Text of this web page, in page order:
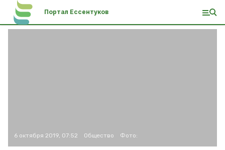
Портал Ессентуков
6 октября 2019, 07:52 Общество Фото: